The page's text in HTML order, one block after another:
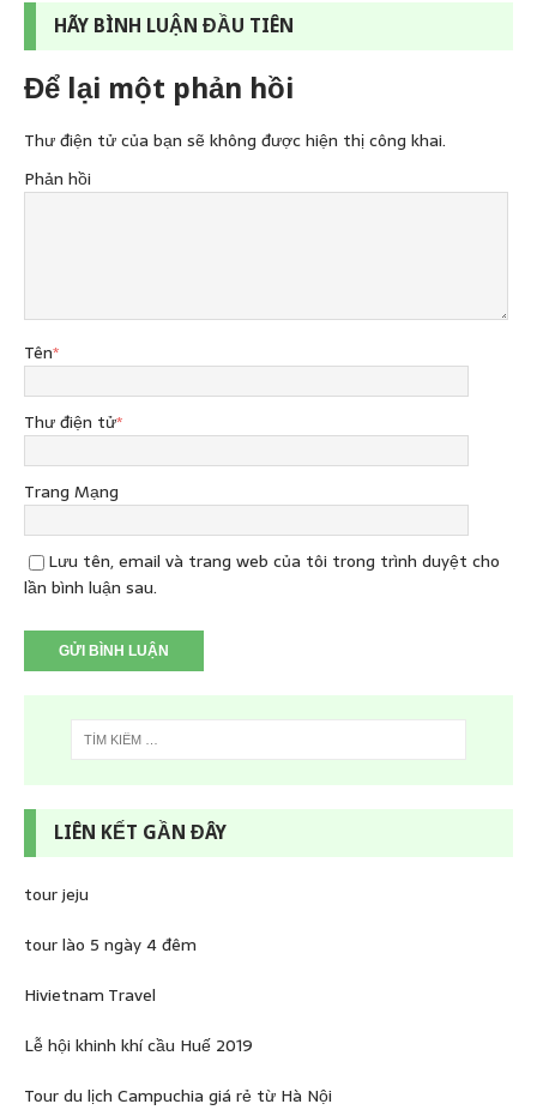
HÃY BÌNH LUẬN ĐẦU TIÊN
Để lại một phản hồi
Thư điện tử của bạn sẽ không được hiện thị công khai.
Phản hồi
Tên*
Thư điện tử*
Trang Mạng
Lưu tên, email và trang web của tôi trong trình duyệt cho
lần bình luận sau.
LIÊN KẾT GẦN ĐÂY
tour jeju
tour lào 5 ngày 4 đêm
Hivietnam Travel
Lễ hội khinh khí cầu Huế 2019
Tour du lịch Campuchia giá rẻ từ Hà Nội